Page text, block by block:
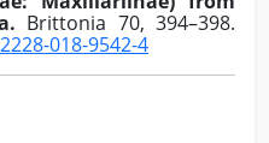
Brittonia 70, 394–398.
018-9542-4